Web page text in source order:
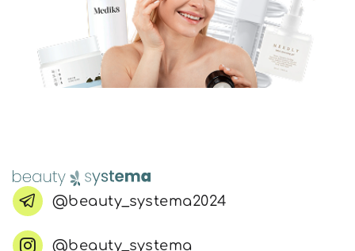
@beauty_systema2024
@beauty_systema